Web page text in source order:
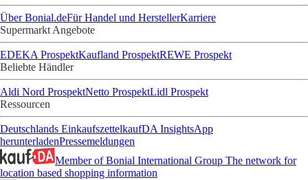
Über Bonial.deFür Handel und HerstellerKarriere
Supermarkt Angebote
EDEKA ProspektKaufland ProspektREWE Prospekt
Beliebte Händler
Aldi Nord ProspektNetto ProspektLidl Prospekt
Ressourcen
Deutschlands EinkaufszettelkaufDA InsightsApp
herunterladenPressemeldungen
Member of Bonial International Group The network for
location based shopping information